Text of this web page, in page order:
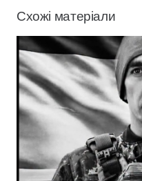
Схожі матеріали